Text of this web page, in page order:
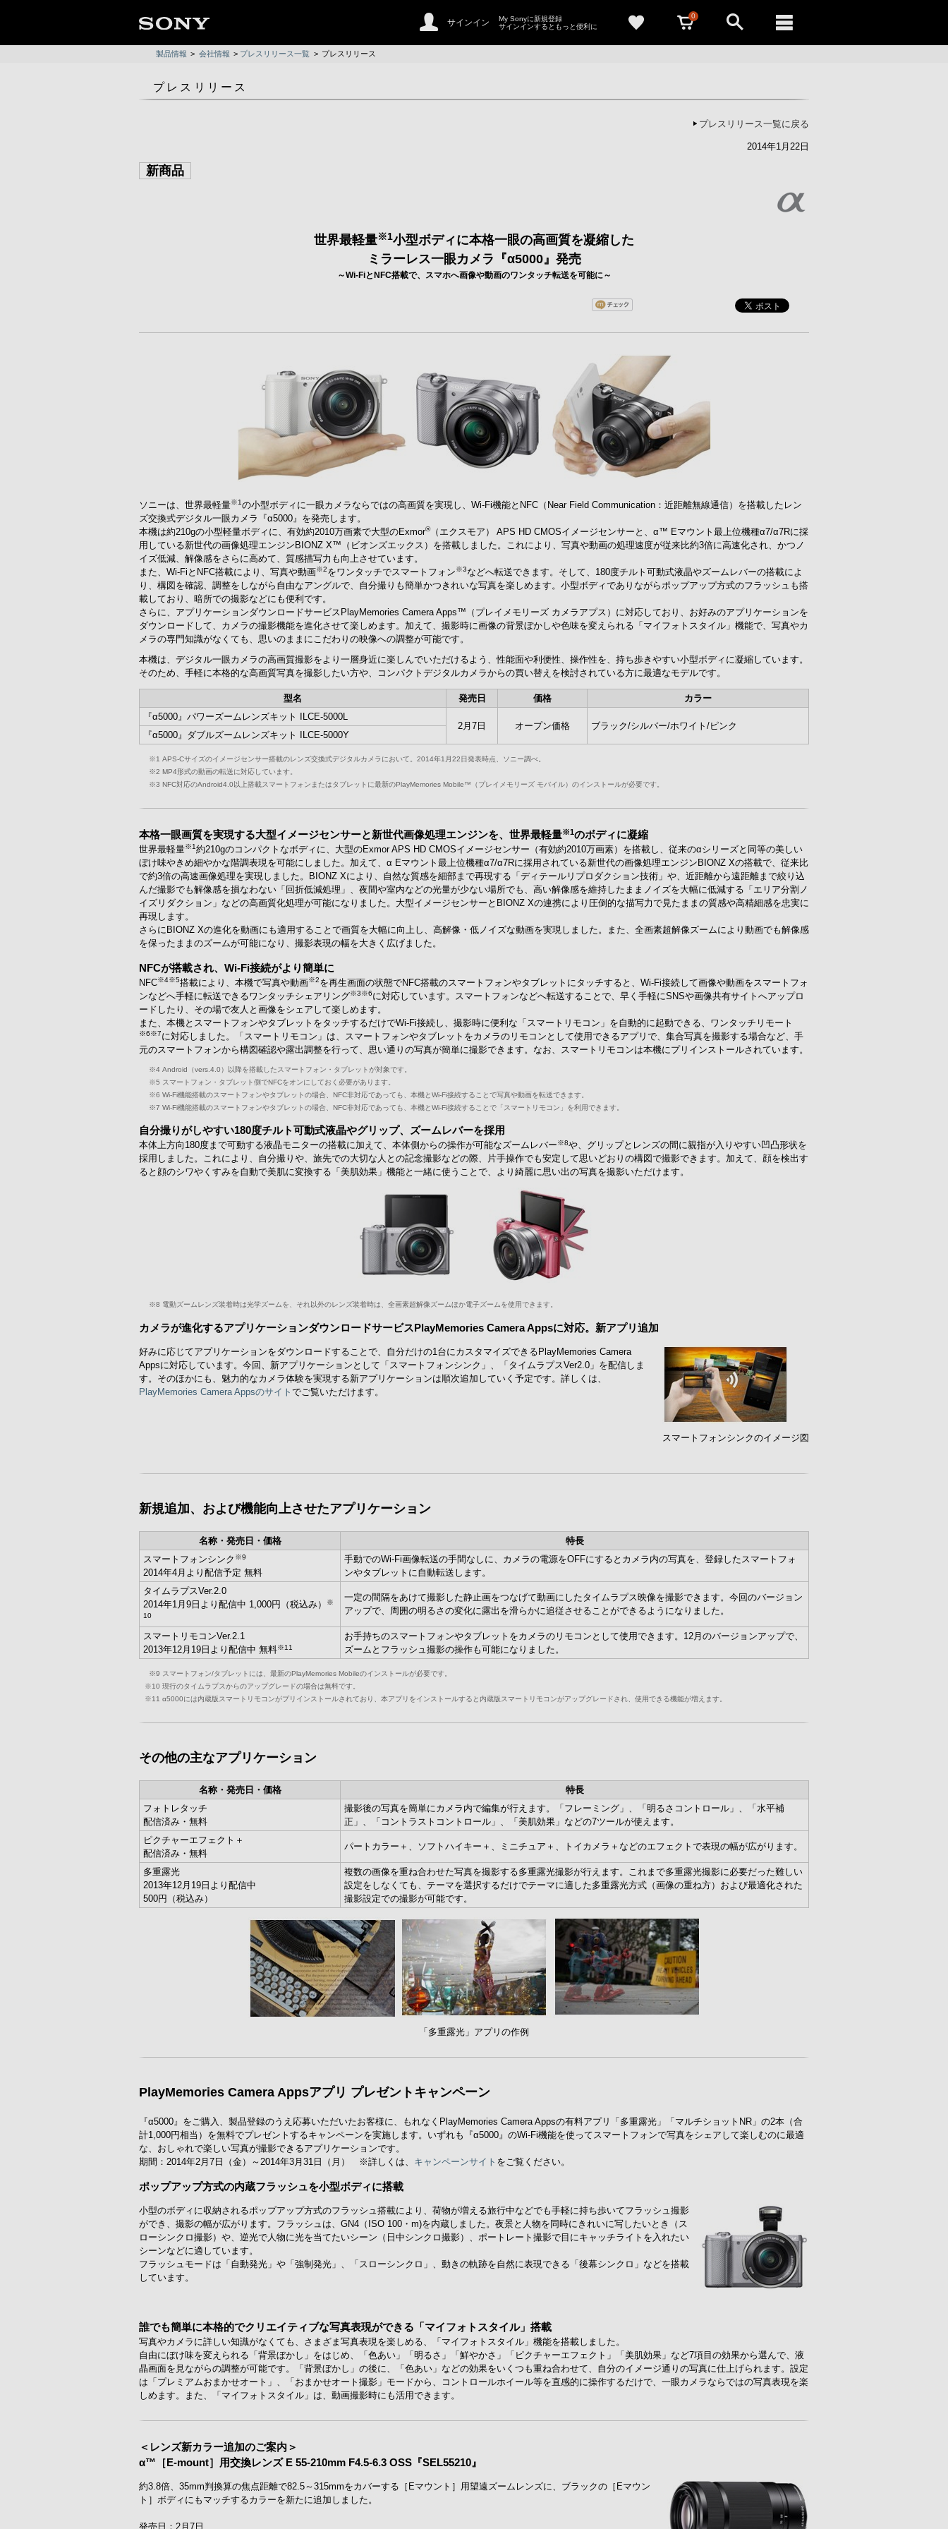
サインイン
My Sonyに新規登録
サインインするともっと便利に
0
製品情報 > 会社情報 > プレスリリース一覧 > プレスリリース
プレスリリース
プレスリリース一覧に戻る
2014年1月22日
新商品
世界最軽量※1小型ボディに本格一眼の高画質を凝縮した
ミラーレス一眼カメラ『α5000』発売
～Wi-FiとNFC搭載で、スマホへ画像や動画のワンタッチ転送を可能に～
ソニーは、世界最軽量※1の小型ボディに一眼カメラならではの高画質を実現し、Wi-Fi機能とNFC（Near Field Communication：近距離無線通信）を搭載したレン
ズ交換式デジタル一眼カメラ『α5000』を発売します。
本機は約210gの小型軽量ボディに、有効約2010万画素で大型のExmor®（エクスモア） APS HD CMOSイメージセンサーと、α™ Eマウント最上位機種α7/α7Rに採
用している新世代の画像処理エンジンBIONZ X™（ビオンズエックス）を搭載しました。これにより、写真や動画の処理速度が従来比約3倍に高速化され、かつノ
イズ低減、解像感をさらに高めて、質感描写力も向上させています。
また、Wi-FiとNFC搭載により、写真や動画※2をワンタッチでスマートフォン※3などへ転送できます。そして、180度チルト可動式液晶やズームレバーの搭載によ
り、構図を確認、調整をしながら自由なアングルで、自分撮りも簡単かつきれいな写真を楽しめます。小型ボディでありながらポップアップ方式のフラッシュも搭
載しており、暗所での撮影などにも便利です。
さらに、アプリケーションダウンロードサービスPlayMemories Camera Apps™（プレイメモリーズ カメラアプス）に対応しており、お好みのアプリケーションを
ダウンロードして、カメラの撮影機能を進化させて楽しめます。加えて、撮影時に画像の背景ぼかしや色味を変えられる「マイフォトスタイル」機能で、写真やカ
メラの専門知識がなくても、思いのままにこだわりの映像への調整が可能です。
本機は、デジタル一眼カメラの高画質撮影をより一層身近に楽しんでいただけるよう、性能面や利便性、操作性を、持ち歩きやすい小型ボディに凝縮しています。
そのため、手軽に本格的な高画質写真を撮影したい方や、コンパクトデジタルカメラからの買い替えを検討されている方に最適なモデルです。
型名 発売日 価格
カラー
『α5000』パワーズームレンズキット ILCE-5000L
2月7日
オープン価格
ブラック/シルバー/ホワイト/ピンク
『α5000』ダブルズームレンズキット ILCE-5000Y
※1 APS-Cサイズのイメージセンサー搭載のレンズ交換式デジタルカメラにおいて。2014年1月22日発表時点、ソニー調べ。
※2 MP4形式の動画の転送に対応しています。
※3 NFC対応のAndroid4.0以上搭載スマートフォンまたはタブレットに最新のPlayMemories Mobile™（プレイメモリーズ モバイル）のインストールが必要です。
本格一眼画質を実現する大型イメージセンサーと新世代画像処理エンジンを、世界最軽量※1のボディに凝縮
世界最軽量※1約210gのコンパクトなボディに、大型のExmor APS HD CMOSイメージセンサー（有効約2010万画素）を搭載し、従来のαシリーズと同等の美しい
ぼけ味やきめ細やかな階調表現を可能にしました。加えて、α Eマウント最上位機種α7/α7Rに採用されている新世代の画像処理エンジンBIONZ Xの搭載で、従来比
で約3倍の高速画像処理を実現しました。BIONZ Xにより、自然な質感を細部まで再現する「ディテールリプロダクション技術」や、近距離から遠距離まで絞り込
んだ撮影でも解像感を損なわない「回折低減処理」、夜間や室内などの光量が少ない場所でも、高い解像感を維持したままノイズを大幅に低減する「エリア分割ノ
イズリダクション」などの高画質化処理が可能になりました。大型イメージセンサーとBIONZ Xの連携により圧倒的な描写力で見たままの質感や高精細感を忠実に
再現します。
さらにBIONZ Xの進化を動画にも適用することで画質を大幅に向上し、高解像・低ノイズな動画を実現しました。また、全画素超解像ズームにより動画でも解像感
を保ったままのズームが可能になり、撮影表現の幅を大きく広げました。
NFCが搭載され、Wi-Fi接続がより簡単に
NFC※4※5搭載により、本機で写真や動画※2を再生画面の状態でNFC搭載のスマートフォンやタブレットにタッチすると、Wi-Fi接続して画像や動画をスマートフォ
ンなどへ手軽に転送できるワンタッチシェアリング※3※6に対応しています。スマートフォンなどへ転送することで、早く手軽にSNSや画像共有サイトへアップロ
ードしたり、その場で友人と画像をシェアして楽しめます。
また、本機とスマートフォンやタブレットをタッチするだけでWi-Fi接続し、撮影時に便利な「スマートリモコン」を自動的に起動できる、ワンタッチリモート
※6※7に対応しました。「スマートリモコン」は、スマートフォンやタブレットをカメラのリモコンとして使用できるアプリで、集合写真を撮影する場合など、手
元のスマートフォンから構図確認や露出調整を行って、思い通りの写真が簡単に撮影できます。なお、スマートリモコンは本機にプリインストールされています。
※4 Android（vers.4.0）以降を搭載したスマートフォン・タブレットが対象です。
※5 スマートフォン・タブレット側でNFCをオンにしておく必要があります。
※6 Wi-Fi機能搭載のスマートフォンやタブレットの場合、NFC非対応であっても、本機とWi-Fi接続することで写真や動画を転送できます。
※7 Wi-Fi機能搭載のスマートフォンやタブレットの場合、NFC非対応であっても、本機とWi-Fi接続することで「スマートリモコン」を利用できます。
自分撮りがしやすい180度チルト可動式液晶やグリップ、ズームレバーを採用
本体上方向180度まで可動する液晶モニターの搭載に加えて、本体側からの操作が可能なズームレバー※8や、グリップとレンズの間に親指が入りやすい凹凸形状を
採用しました。これにより、自分撮りや、旅先での大切な人との記念撮影などの際、片手操作でも安定して思いどおりの構図で撮影できます。加えて、顔を検出す
ると顔のシワやくすみを自動で美肌に変換する「美肌効果」機能と一緒に使うことで、より綺麗に思い出の写真を撮影いただけます。
※8 電動ズームレンズ装着時は光学ズームを、それ以外のレンズ装着時は、全画素超解像ズームほか電子ズームを使用できます。
カメラが進化するアプリケーションダウンロードサービスPlayMemories Camera Appsに対応。新アプリ追加
スマートフォンシンクのイメージ図
好みに応じてアプリケーションをダウンロードすることで、自分だけの1台にカスタマイズできるPlayMemories Camera
Appsに対応しています。今回、新アプリケーションとして「スマートフォンシンク」、「タイムラプスVer2.0」を配信しま
す。そのほかにも、魅力的なカメラ体験を実現する新アプリケーションは順次追加していく予定です。詳しくは、
PlayMemories Camera Appsのサイト でご覧いただけます。
新規追加、および機能向上させたアプリケーション
名称・発売日・価格
特長
スマートフォンシンク ※9
2014年4月より配信予定 無料
手動でのWi-Fi画像転送の手間なしに、カメラの電源をOFFにするとカメラ内の写真を、登録したスマートフォ
ンやタブレットに自動転送します。
タイムラプスVer.2.0
2014年1月9日より配信中 1,000円（税込み）
※
10
一定の間隔をあけて撮影した静止画をつなげて動画にしたタイムラプス映像を撮影できます。今回のバージョン
アップで、周囲の明るさの変化に露出を滑らかに追従させることができるようになりました。
スマートリモコンVer.2.1
2013年12月19日より配信中 無料※11
お手持ちのスマートフォンやタブレットをカメラのリモコンとして使用できます。12月のバージョンアップで、
ズームとフラッシュ撮影の操作も可能になりました。
※9 スマートフォン/タブレットには、最新のPlayMemories Mobileのインストールが必要です。
※10 現行のタイムラプスからのアップグレードの場合は無料です。
※11 α5000には内蔵版スマートリモコンがプリインストールされており、本アプリをインストールすると内蔵版スマートリモコンがアップグレードされ、使用できる機能が増えます。
その他の主なアプリケーション
名称・発売日・価格
特長
フォトレタッチ
配信済み・無料
撮影後の写真を簡単にカメラ内で編集が行えます。「フレーミング」、「明るさコントロール」、「水平補
正」、「コントラストコントロール」、「美肌効果」などの7ツールが使えます。
ピクチャーエフェクト＋
配信済み・無料
パートカラー＋、ソフトハイキー＋、ミニチュア＋、トイカメラ＋などのエフェクトで表現の幅が広がります。
多重露光
2013年12月19日より配信中
500円（税込み）
複数の画像を重ね合わせた写真を撮影する多重露光撮影が行えます。これまで多重露光撮影に必要だった難しい
設定をしなくても、テーマを選択するだけでテーマに適した多重露光方式（画像の重ね方）および最適化された
撮影設定での撮影が可能です。
「多重露光」アプリの作例
PlayMemories Camera Appsアプリ プレゼントキャンペーン
『α5000』をご購入、製品登録のうえ応募いただいたお客様に、もれなくPlayMemories Camera Appsの有料アプリ「多重露光」「マルチショットNR」の2本（合
計1,000円相当）を無料でプレゼントするキャンペーンを実施します。いずれも『α5000』のWi-Fi機能を使ってスマートフォンで写真をシェアして楽しむのに最適
な、おしゃれで楽しい写真が撮影できるアプリケーションです。
期間：2014年2月7日（金）～2014年3月31日（月） ※詳しくは、 キャンペーンサイト をご覧ください。
ポップアップ方式の内蔵フラッシュを小型ボディに搭載
小型のボディに収納されるポップアップ方式のフラッシュ搭載により、荷物が増える旅行中などでも手軽に持ち歩いてフラッシュ撮影
ができ、撮影の幅が広がります。フラッシュは、GN4（ISO 100・m)を内蔵しました。夜景と人物を同時にきれいに写したいとき（ス
ローシンクロ撮影）や、逆光で人物に光を当てたいシーン（日中シンクロ撮影）、ポートレート撮影で目にキャッチライトを入れたい
シーンなどに適しています。
フラッシュモードは「自動発光」や「強制発光」、「スローシンクロ」、動きの軌跡を自然に表現できる「後幕シンクロ」などを搭載
しています。
誰でも簡単に本格的でクリエイティブな写真表現ができる「マイフォトスタイル」搭載
写真やカメラに詳しい知識がなくても、さまざま写真表現を楽しめる、「マイフォトスタイル」機能を搭載しました。
自由にぼけ味を変えられる「背景ぼかし」をはじめ、「色あい」「明るさ」「鮮やかさ」「ピクチャーエフェクト」「美肌効果」など7項目の効果から選んで、液
晶画面を見ながらの調整が可能です。「背景ぼかし」の後に、「色あい」などの効果をいくつも重ね合わせて、自分のイメージ通りの写真に仕上げられます。設定
は「プレミアムおまかせオート」、「おまかせオート撮影」モードから、コントロールホイール等を直感的に操作するだけで、一眼カメラならではの写真表現を楽
しめます。また、「マイフォトスタイル」は、動画撮影時にも活用できます。
＜レンズ新カラー追加のご案内＞
α™［E-mount］用交換レンズ E 55-210mm F4.5-6.3 OSS『SEL55210』
約3.8倍、35mm判換算の焦点距離で82.5～315mmをカバーする［Eマウント］用望遠ズームレンズに、ブラックの［Eマウン
ト］ボディにもマッチするカラーを新たに追加しました。
発売日：2月7日